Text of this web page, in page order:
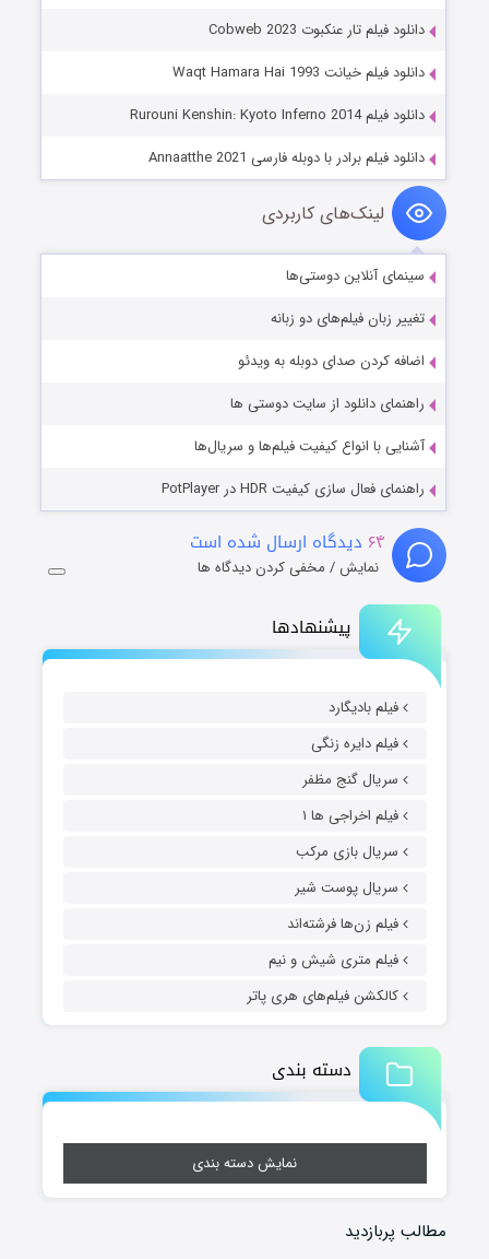
پیشنهادها
فیلم بادیگارد
فیلم دایره زنگی
سریال گنج مظفر
فیلم اخراجی ها ۱
سریال بازی مرکب
سریال پوست شیر
فیلم زن‌ها فرشته‌اند
فیلم متری شیش و نیم
کالکشن فیلم‌های هری پاتر
دسته بندی
نمایش دسته بندی
مطالب پربازدید
دانلود فیلم تار عنکبوت Cobweb 2023
دانلود فیلم خیانت Waqt Hamara Hai 1993
دانلود فیلم Rurouni Kenshin: Kyoto Inferno 2014
دانلود فیلم برادر با دوبله فارسی Annaatthe 2021
لینک‌های کاربردی
سینمای آنلاین دوستی‌ها
تغییر زبان فیلم‌های دو زبانه
اضافه کردن صدای دوبله به ویدئو
راهنمای دانلود از سایت دوستی ها
آشنایی با انواع کیفیت فیلم‌ها و سریال‌ها
راهنمای فعال سازی کیفیت HDR در PotPlayer
۶۴ دیدگاه ارسال شده است
نمایش / مخفی کردن دیدگاه ها